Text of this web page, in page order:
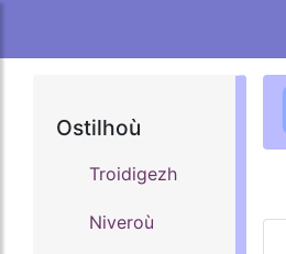
Ostilhoù
Troidigezh
Niveroù